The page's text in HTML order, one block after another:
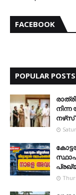
FACEBOOK
POPULAR POSTS
നിന്ന
നഴ്‌സ്